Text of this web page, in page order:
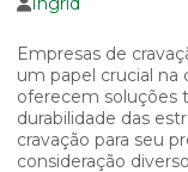
Empresas de
um papel crucial na
oferecem soluções
durabilidade das
cravação para seu
consideração